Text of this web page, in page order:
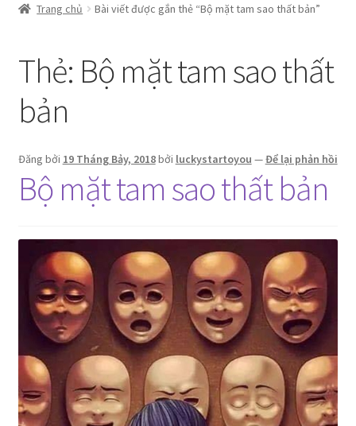
Tài khoản
Trang chủ Bài viết được gắn thẻ “Bộ mặt tam sao thất bản”
Thẻ: Bộ mặt tam sao thất
bản
Đăng bởi 19 Tháng Bảy, 2018bởi luckystartoyou —Để lại phản hồi
Bộ mặt tam sao thất bản